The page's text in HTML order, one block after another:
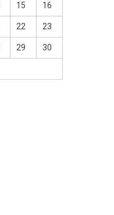
15 16
22 23
29 30